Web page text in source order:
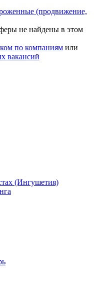
(продвижение,
не найдены в этом
по компаниям или
вакансий
(Ингушетия)